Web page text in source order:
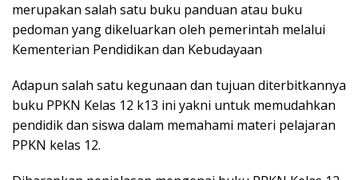
merupakan salah satu buku panduan atau buku
pedoman yang dikeluarkan oleh pemerintah melalui
Kementerian Pendidikan dan Kebudayaan
Adapun salah satu kegunaan dan tujuan diterbitkannya
buku PPKN Kelas 12 k13 ini yakni untuk memudahkan
pendidik dan siswa dalam memahami materi pelajaran
PPKN kelas 12.